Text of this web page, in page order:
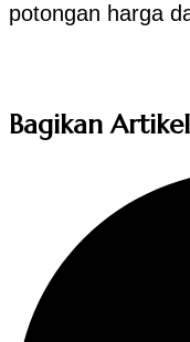
potongan harga
Bagikan Artikel